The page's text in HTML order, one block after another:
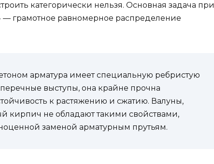
категорически нельзя. Основная задача при
— грамотное равномерное распределение
арматура имеет специальную ребристую
выступы, она крайне прочна
к растяжению и сжатию. Валуны,
кирпич не обладают такими свойствами,
заменой арматурным прутьям.